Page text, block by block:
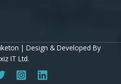
| Design & Developed By
IT Ltd.